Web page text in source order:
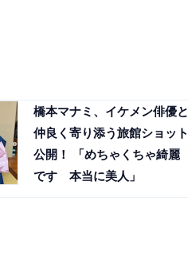
橋本マナミ、イケメン俳優と
仲良く寄り添う旅館ショット
公開！ 「めちゃくちゃ綺麗
です 本当に美人」